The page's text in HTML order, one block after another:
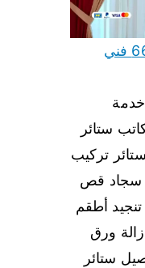
تركيب ستائر الصبية 66330441 فني
خدمة
ستائر
تركيب
سجاد قص
أطقم
ورق
ستائر